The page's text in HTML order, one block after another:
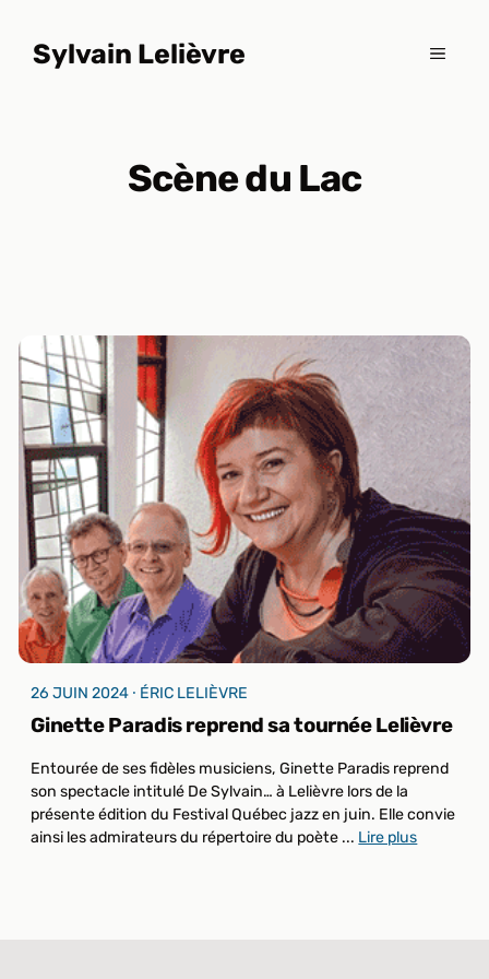
contenuSylvain Lelièvre MENU
Scène du Lac
Ginette Paradis reprend sa tournée Lelièvre
26 JUIN 2024 ⸱ ÉRIC LELIÈVRE
Entourée de ses fidèles musiciens, Ginette Paradis reprend
son spectacle intitulé De Sylvain… à Lelièvre lors de la
présente édition du Festival Québec jazz en juin. Elle convie
ainsi les admirateurs du répertoire du poète ... Lire plus